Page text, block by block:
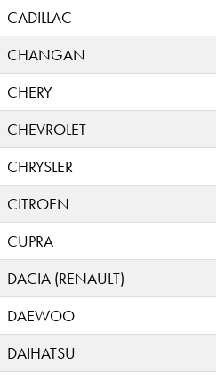
CADILLAC
CHANGAN
CHERY
CHEVROLET
CHRYSLER
CITROEN
CUPRA
DACIA (RENAULT)
DAEWOO
DAIHATSU